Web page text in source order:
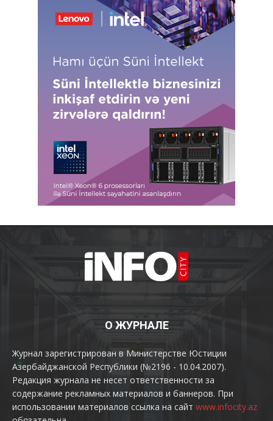
О ЖУРНАЛЕ
Журнал зарегистрирован в Министерстве Юстиции
Азербайджанской Республики (№2196 - 10.04.2007).
Редакция журнала не несет ответственности за
содержание рекламных материалов и баннеров. При
использовании материалов ссылка на сайт www.infocity.az